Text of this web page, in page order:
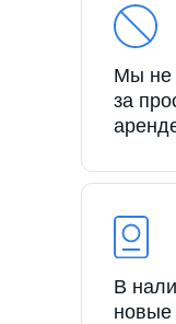
Мы не
за
В
новые